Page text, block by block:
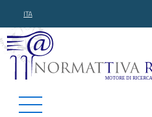
ITA
Normattiva